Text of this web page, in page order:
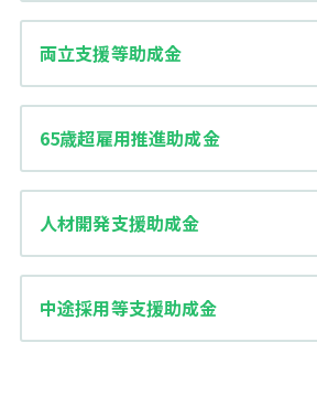
両立支援等助成金
65歳超雇用推進助成金
人材開発支援助成金
中途採用等支援助成金